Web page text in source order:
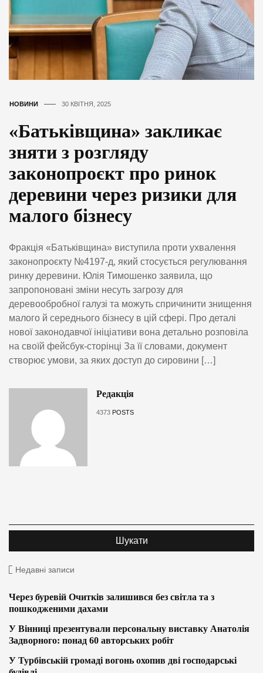
НОВИНИ 30 КВІТНЯ, 2025
«Батьківщина» закликає
зняти з розгляду
законопроєкт про ринок
деревини через ризики для
малого бізнесу
Фракція «Батьківщина» виступила проти ухвалення
законопроєкту №4197-д, який стосується регулювання
ринку деревини. Юлія Тимошенко заявила, що
запропоновані зміни несуть загрозу для
деревообробної галузі та можуть спричинити знищення
малого й середнього бізнесу в цій сфері. Про деталі
нової законодавчої ініціативи вона детально розповіла
на своїй фейсбук-сторінці За її словами, документ
створює умови, за яких доступ до сировини […]
Редакція
4373 POSTS
Недавні записи
Через буревій Очитків залишився без світла та з
пошкодженими дахами
У Вінниці презентували персональну виставку Анатолія
Задворного: понад 60 авторських робіт
У Турбівській громаді вогонь охопив дві господарські